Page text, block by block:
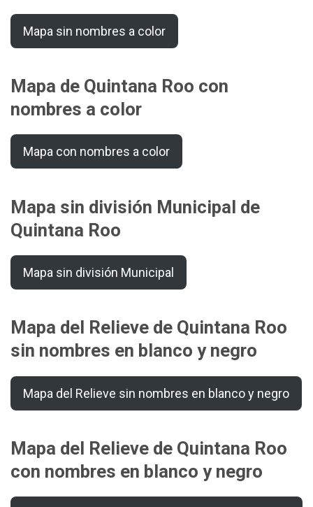
Mapa sin nombres a color
Mapa de Quintana Roo con
nombres a color
Mapa con nombres a color
Mapa sin división Municipal de
Quintana Roo
Mapa sin división Municipal
Mapa del Relieve de Quintana Roo
sin nombres en blanco y negro
Mapa del Relieve sin nombres en blanco y negro
Mapa del Relieve de Quintana Roo
con nombres en blanco y negro